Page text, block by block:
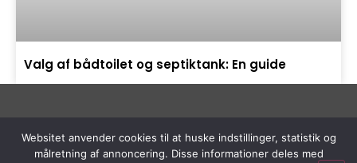
Valg af bådtoilet og septiktank: En guide
Copyright © 2023 Sejlerlinks.dk |Cookie- og
Websitet anvender cookies til at huske indstillinger, statistik og
målretning af annoncering. Disse informationer deles med